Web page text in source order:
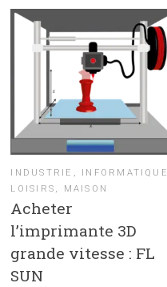
INDUSTRIE , INFORMATIQUE
LOISIRS , MAISON
Acheter
l’imprimante 3D
grande vitesse : FL
SUN